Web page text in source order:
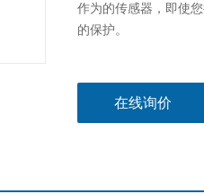
作为的传感器，即使
的保护。
在线询价